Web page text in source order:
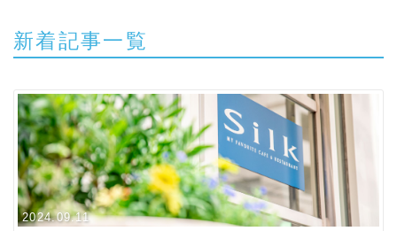
新着記事一覧
2024.09.11